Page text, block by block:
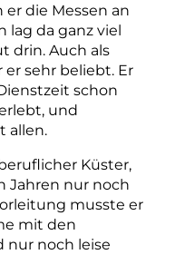
die Messen an
lag da ganz viel
drin. Auch als
sehr beliebt. Er
schon
und
allen.
Küster,
Jahren nur noch
musste er
mit den
noch leise